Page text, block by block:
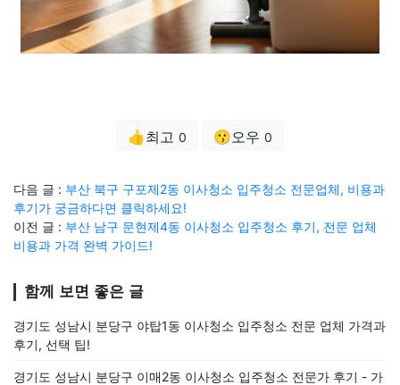
👍최고 0 😗오우 0
다음 글 : 부산 북구 구포제2동 이사청소 입주청소 전문업체, 비용과
후기가 궁금하다면 클릭하세요!
이전 글 : 부산 남구 문현제4동 이사청소 입주청소 후기, 전문 업체
비용과 가격 완벽 가이드!
함께 보면 좋은 글
경기도 성남시 분당구 야탑1동 이사청소 입주청소 전문 업체 가격과
후기, 선택 팁!
경기도 성남시 분당구 이매2동 이사청소 입주청소 전문가 후기 - 가